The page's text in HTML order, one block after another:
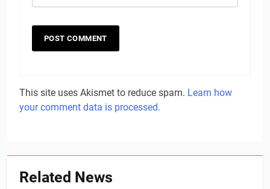
This site uses Akismet to reduce spam. Learn how
your comment data is processed.
Related News